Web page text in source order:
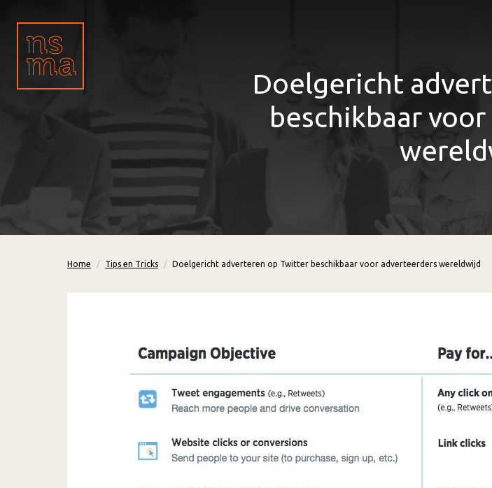
Doelgericht
beschikbaar
Home Tips en Tricks Doelgericht adverteren op Twitter beschikbaar voor adverteerders wereldwijd